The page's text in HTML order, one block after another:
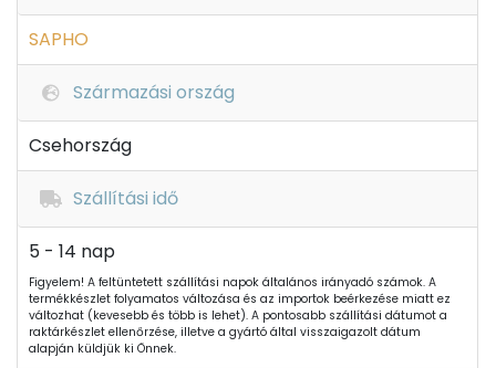
SAPHO
Származási ország
Csehország
Szállítási idő
5 - 14 nap
Figyelem! A feltüntetett szállítási napok általános irányadó számok. A
termékkészlet folyamatos változása és az importok beérkezése miatt ez
változhat (kevesebb és több is lehet). A pontosabb szállítási dátumot a
raktárkészlet ellenőrzése, illetve a gyártó által visszaigazolt dátum
alapján küldjük ki Önnek.